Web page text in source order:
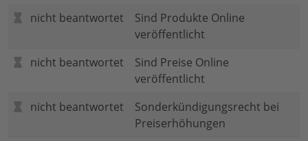
nicht beantwortet
Sind Produkte Online
veröffentlicht
nicht beantwortet
Sind Preise Online
veröffentlicht
nicht beantwortet
Sonderkündigungsrecht bei
Preiserhöhungen